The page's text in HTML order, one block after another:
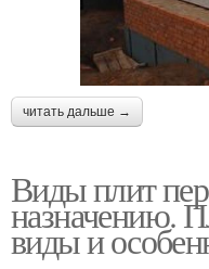
читать дальше →
Виды плит
назначению.
виды и